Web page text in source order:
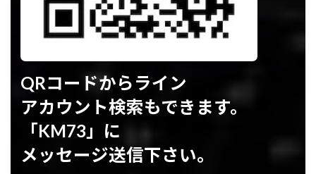
QRコードからライン
アカウント検索もできます。
「KM73」に
メッセージ送信下さい。